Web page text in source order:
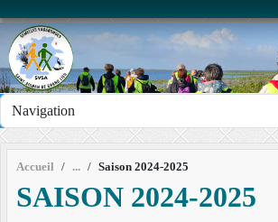
Accueil Saison 2024-2025
SAISON 2024-2025